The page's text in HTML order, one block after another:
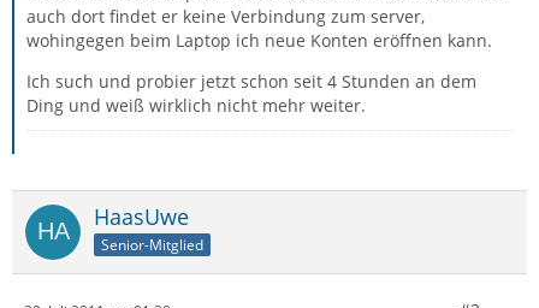
auch dort findet er keine Verbindung zum server,
wohingegen beim Laptop ich neue Konten eröffnen kann.
Ich such und probier jetzt schon seit 4 Stunden an dem
Ding und weiß wirklich nicht mehr weiter.
HaasUwe
Senior-Mitglied